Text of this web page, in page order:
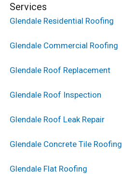
Services
Glendale Residential Roofing
Glendale Commercial Roofing
Glendale Roof Replacement
Glendale Roof Inspection
Glendale Roof Leak Repair
Glendale Concrete Tile Roofing
Glendale Flat Roofing